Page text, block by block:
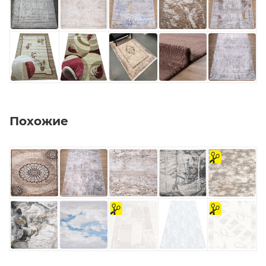
Похожие
на
отрез
на
отрез
на
отрез